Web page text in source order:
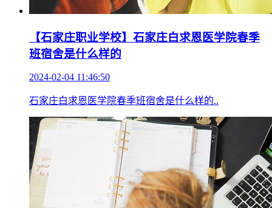
【石家庄职业学校】石家庄白求恩医学院春季
班宿舍是什么样的
2024-02-04 11:46:50
石家庄白求恩医学院春季班宿舍是什么样的..